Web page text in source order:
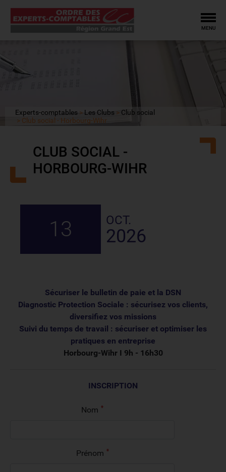
MENU
Experts-comptables Les Clubs
Club social
Club social - Horbourg-Wihr
13 OCT.
2026
CLUB SOCIAL -
HORBOURG-WIHR
Sécuriser le bulletin de paie et la DSN
Diagnostic Protection Sociale : sécurisez vos clients,
diversifiez vos missions
Suivi du temps de travail : sécuriser et optimiser les
pratiques en entreprise
Horbourg-Wihr I 9h - 16h30
INSCRIPTION
Nom
Prénom